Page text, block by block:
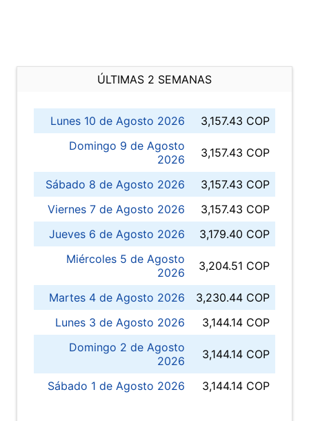
ÚLTIMAS 2 SEMANAS
Lunes 10 de Agosto 2026
3,157.43 COP
Domingo 9 de Agosto
2026
3,157.43 COP
Sábado 8 de Agosto 2026
3,157.43 COP
Viernes 7 de Agosto 2026
3,157.43 COP
Jueves 6 de Agosto 2026
3,179.40 COP
Miércoles 5 de Agosto
2026
3,204.51 COP
Martes 4 de Agosto 2026
3,230.44 COP
Lunes 3 de Agosto 2026
3,144.14 COP
Domingo 2 de Agosto
2026
3,144.14 COP
Sábado 1 de Agosto 2026 3,144.14 COP